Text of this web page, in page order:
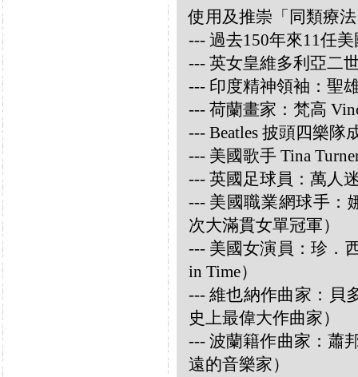
使用及推崇「同類療
--- 過去150年來11任
--- 英女皇維多利亞二
--- 印度精神領袖：聖
--- 荷蘭畫家：梵高
--- Beatles 披頭四樂隊
--- 美國歌手 Tina
--- 英國足球員：萬人
--- 美國職業網球手：
次大滿貫女單冠軍）
--- 美國女演員：珍．
in Time）
--- 維也納作曲家：貝
史上最偉大作曲家）
--- 波蘭籍作曲家：蕭
遠的音樂家）